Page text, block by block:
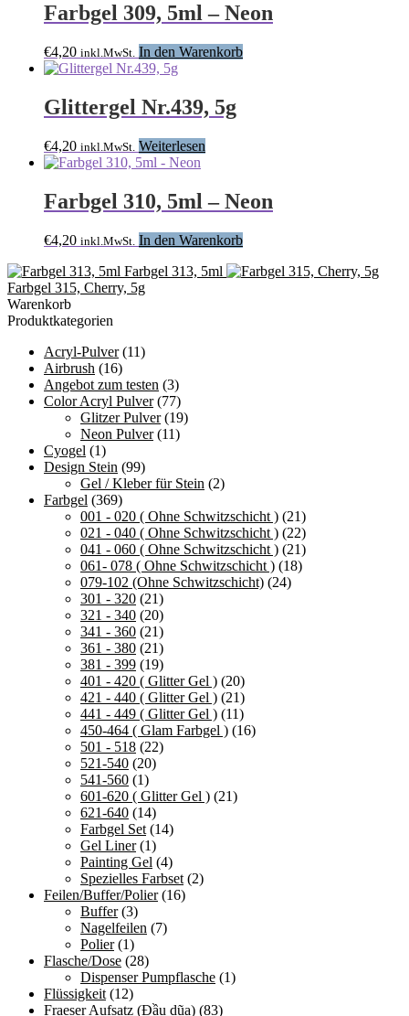
Farbgel 309, 5ml – Neon
€4,20 inkl.MwSt. In den Warenkorb
Glittergel Nr.439, 5g
€4,20 inkl.MwSt. Weiterlesen
Farbgel 310, 5ml – Neon
€4,20 inkl.MwSt. In den Warenkorb
Farbgel 313, 5ml
Farbgel 315, Cherry, 5g
Warenkorb
Produktkategorien
Acryl-Pulver (11)
Airbrush (16)
Angebot zum testen (3)
Color Acryl Pulver (77)
Glitzer Pulver (19)
Neon Pulver (11)
Cyogel (1)
Design Stein (99)
Gel / Kleber für Stein (2)
Farbgel (369)
001 - 020 ( Ohne Schwitzschicht ) (21)
021 - 040 ( Ohne Schwitzschicht ) (22)
041 - 060 ( Ohne Schwitzschicht ) (21)
061- 078 ( Ohne Schwitzschicht ) (18)
079-102 (Ohne Schwitzschicht) (24)
301 - 320 (21)
321 - 340 (20)
341 - 360 (21)
361 - 380 (21)
381 - 399 (19)
401 - 420 ( Glitter Gel ) (20)
421 - 440 ( Glitter Gel ) (21)
441 - 449 ( Glitter Gel ) (11)
450-464 ( Glam Farbgel ) (16)
501 - 518 (22)
521-540 (20)
541-560 (1)
601-620 ( Glitter Gel ) (21)
621-640 (14)
Farbgel Set (14)
Gel Liner (1)
Painting Gel (4)
Spezielles Farbset (2)
Feilen/Buffer/Polier (16)
Buffer (3)
Nagelfeilen (7)
Polier (1)
Flasche/Dose (28)
Dispenser Pumpflasche (1)
Flüssigkeit (12)
Fraeser Aufsatz (Đầu dũa) (83)